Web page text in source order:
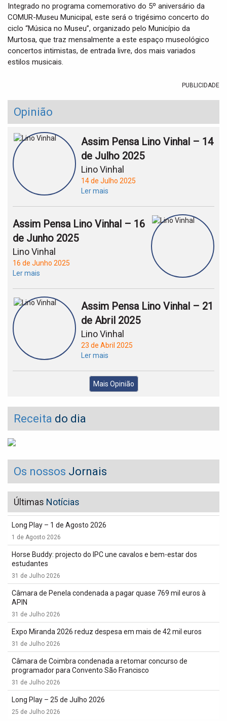
Integrado no programa comemorativo do 5º aniversário da
COMUR-Museu Municipal, este será o trigésimo concerto do
ciclo “Música no Museu”, organizado pelo Município da
Murtosa, que traz mensalmente a este espaço museológico
concertos intimistas, de entrada livre, dos mais variados
estilos musicais.
PUBLICIDADE
Opinião
Assim Pensa Lino Vinhal – 14
de Julho 2025
Lino Vinhal
14 de Julho 2025
Ler mais
Assim Pensa Lino Vinhal – 16
de Junho 2025
Lino Vinhal
16 de Junho 2025
Ler mais
Assim Pensa Lino Vinhal – 21
de Abril 2025
Lino Vinhal
23 de Abril 2025
Ler mais
Mais Opinião
Receita do dia
Os nossos Jornais
Últimas Notícias
Long Play – 1 de Agosto 2026
1 de Agosto 2026
Horse Buddy: projecto do IPC une cavalos e bem-estar dos
estudantes
31 de Julho 2026
Câmara de Penela condenada a pagar quase 769 mil euros à
APIN
31 de Julho 2026
Expo Miranda 2026 reduz despesa em mais de 42 mil euros
31 de Julho 2026
Câmara de Coimbra condenada a retomar concurso de
programador para Convento São Francisco
31 de Julho 2026
Long Play – 25 de Julho 2026
25 de Julho 2026